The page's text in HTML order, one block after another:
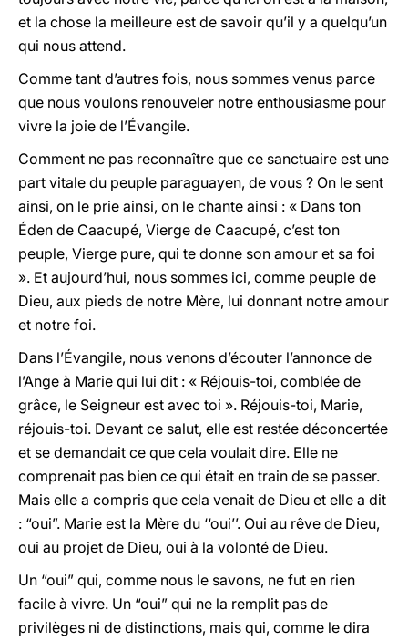
et la chose la meilleure est de savoir qu’il y a quelqu’un
qui nous attend.
Comme tant d’autres fois, nous sommes venus parce
que nous voulons renouveler notre enthousiasme pour
vivre la joie de l’Évangile.
Comment ne pas reconnaître que ce sanctuaire est une
part vitale du peuple paraguayen, de vous ? On le sent
ainsi, on le prie ainsi, on le chante ainsi : « Dans ton
Éden de Caacupé, Vierge de Caacupé, c’est ton
peuple, Vierge pure, qui te donne son amour et sa foi
». Et aujourd’hui, nous sommes ici, comme peuple de
Dieu, aux pieds de notre Mère, lui donnant notre amour
et notre foi.
Dans l’Évangile, nous venons d’écouter l’annonce de
l’Ange à Marie qui lui dit : « Réjouis-toi, comblée de
grâce, le Seigneur est avec toi ». Réjouis-toi, Marie,
réjouis-toi. Devant ce salut, elle est restée déconcertée
et se demandait ce que cela voulait dire. Elle ne
comprenait pas bien ce qui était en train de se passer.
Mais elle a compris que cela venait de Dieu et elle a dit
: “oui”. Marie est la Mère du ‘‘oui’’. Oui au rêve de Dieu,
oui au projet de Dieu, oui à la volonté de Dieu.
Un “oui” qui, comme nous le savons, ne fut en rien
facile à vivre. Un “oui” qui ne la remplit pas de
privilèges ni de distinctions, mais qui, comme le dira